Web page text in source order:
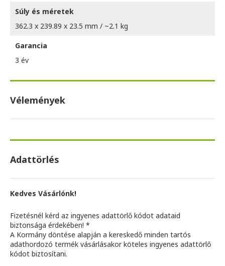
Súly és méretek
362.3 x 239.89 x 23.5 mm / ~2.1 kg
Garancia
3 év
Vélemények
Adattörlés
Kedves Vásárlónk!
Fizetésnél kérd az ingyenes adattörlő kódot adataid
biztonsága érdekében! *
A Kormány döntése alapján a kereskedő minden tartós
adathordozó termék vásárlásakor köteles ingyenes adattörlő
kódot biztosítani.